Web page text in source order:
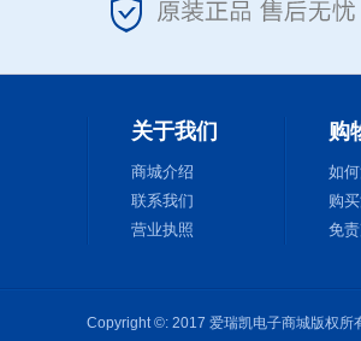
关于我们
商城介绍
联系我们
营业执照
购
如
购
免
Copyright ©: 2017 爱瑞凯电子商城版权所